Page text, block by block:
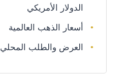
الدولار الأمريكي
أسعار الذهب العالمية
العرض والطلب المحلي